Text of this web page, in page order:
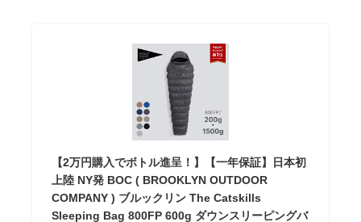
【2万円購入でボトル進呈！】【一年保証】日本初
上陸 NY発 BOC ( BROOKLYN OUTDOOR
COMPANY ) ブルックリン The Catskills
Sleeping Bag 800FP 600g ダウンスリーピングバ